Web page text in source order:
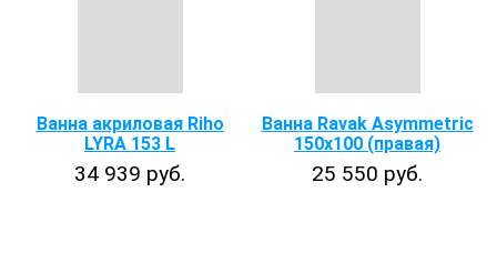
Ванна акриловая Riho
LYRA 153 L
34 939 руб.
Ванна Ravak Asymmetric
150х100 (правая)
25 550 руб.